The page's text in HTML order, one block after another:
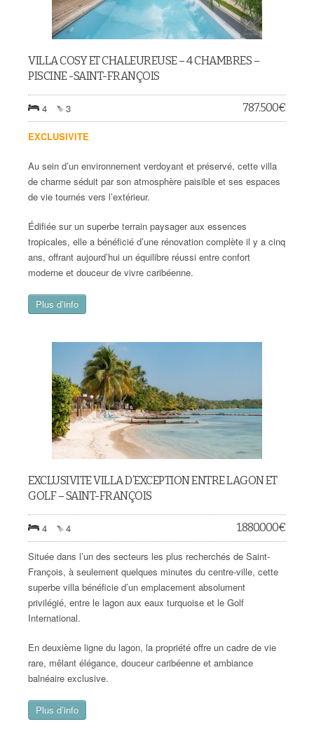
VILLA COSY ET CHALEUREUSE – 4 CHAMBRES –
PISCINE -SAINT-FRANÇOIS
4 3 787.500€
EXCLUSIVITE
Au sein d’un environnement verdoyant et préservé, cette villa
de charme séduit par son atmosphère paisible et ses espaces
de vie tournés vers l’extérieur.
Édifiée sur un superbe terrain paysager aux essences
tropicales, elle a bénéficié d’une rénovation complète il y a cinq
ans, offrant aujourd’hui un équilibre réussi entre confort
moderne et douceur de vivre caribéenne.
Plus d’info
EXCLUSIVITE VILLA D’EXCEPTION ENTRE LAGON ET
GOLF – SAINT-FRANÇOIS
4 4 1.880.000€
Située dans l’un des secteurs les plus recherchés de Saint-
François, à seulement quelques minutes du centre-ville, cette
superbe villa bénéficie d’un emplacement absolument
privilégié, entre le lagon aux eaux turquoise et le Golf
International.
En deuxième ligne du lagon, la propriété offre un cadre de vie
rare, mêlant élégance, douceur caribéenne et ambiance
balnéaire exclusive.
Plus d’info